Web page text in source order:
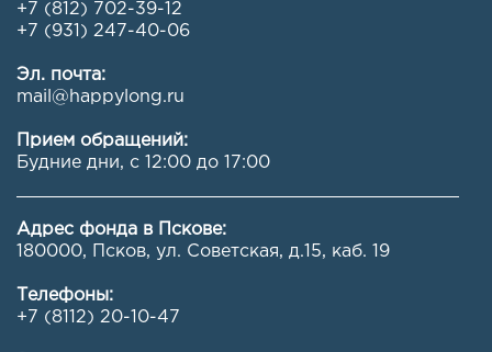
+7 (812) 702-39-12
+7 (931) 247-40-06
Эл. почта:
mail@happylong.ru
Прием обращений:
Будние дни, с 12:00 до 17:00
Адрес фонда в Пскове:
180000, Псков, ул. Советская, д.15, каб. 19
Телефоны:
+7 (8112) 20-10-47